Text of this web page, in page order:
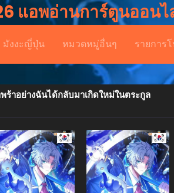
แอพอ่านการ์ตูนออน
มังงะญี่ปุ่น หมวดหมู่อื่นๆ รายการ
อย่างฉันได้กลับมาเกิดใหม่ในตระกูล
Manhwa